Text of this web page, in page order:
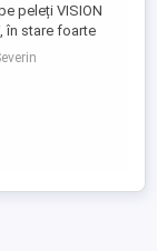
peleți VISION
în stare foarte
a fost
și este potrivită
pensiunilor
mari. Date
Eco Mini *